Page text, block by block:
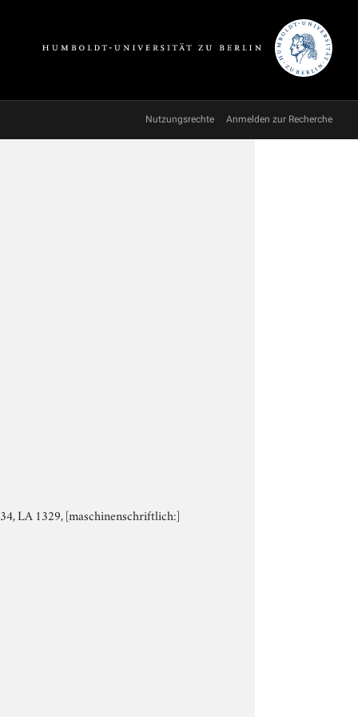
Nutzungsrechte Anmelden zur Recherche
LA 1329, [maschinenschriftlich:]